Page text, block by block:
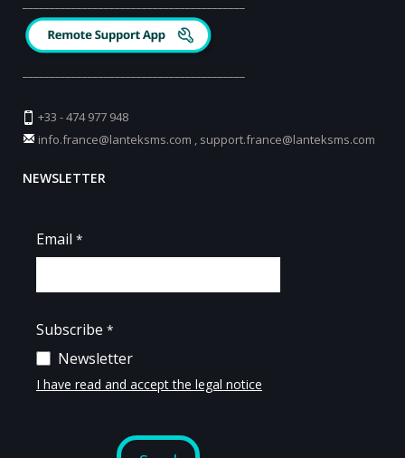
+33 - 474 977 948
info.france@lanteksms.com , support.france@lanteksms.com
NEWSLETTER